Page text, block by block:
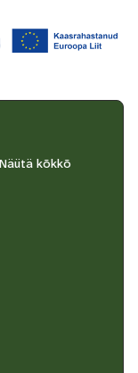
Näütä kõkkõ